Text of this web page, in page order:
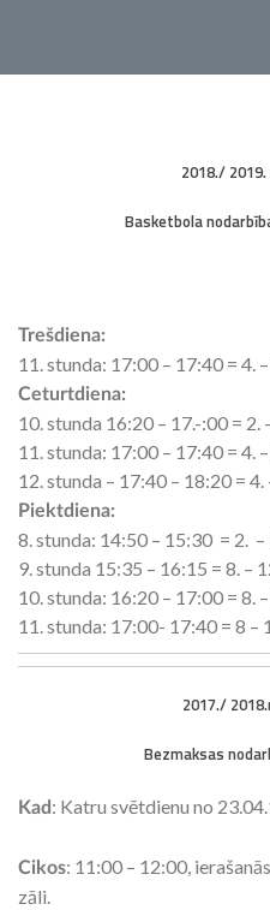
2018./
Basketbola
Trešdiena:
11. stunda: 17:00 – 17:40 = 4.
Ceturtdiena:
10. stunda 16:20 – 17.-:00 = 2.
11. stunda: 17:00 – 17:40 = 4.
12. stunda – 17:40 – 18:20 = 4.
Piektdiena:
8. stunda: 14:50 – 15:30 = 2. –
9. stunda 15:35 – 16:15 = 8. –
10. stunda: 16:20 – 17:00 = 8.
11. stunda: 17:00- 17:40 = 8 –
2017./
Bezmaksas
Kad : Katru svētdienu no
Cikos: 11:00 – 12:00,
zāli.